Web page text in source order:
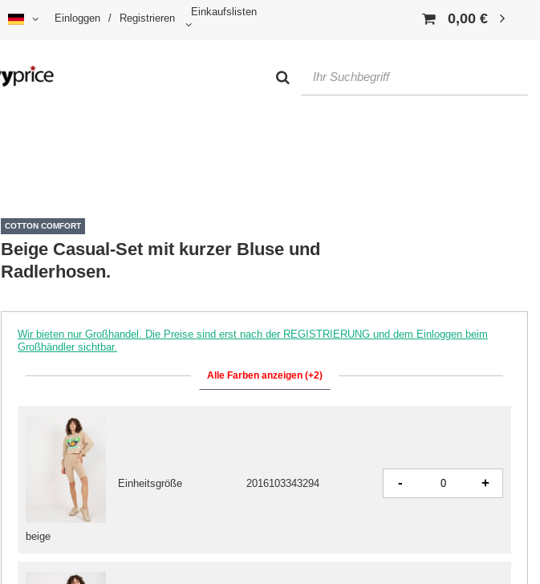
Einloggen / Registrieren
Einkaufslisten 0,00 €
COTTON COMFORT
Beige Casual-Set mit kurzer Bluse und
Radlerhosen.
Wir bieten nur Großhandel. Die Preise sind erst nach der REGISTRIERUNG und dem Einloggen beim
Großhändler sichtbar.
Alle Farben anzeigen (+2)
beige
Einheitsgröße 2016103343294 - +